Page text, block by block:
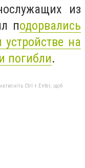
из
подорвались
на
погибли.
Ctrl + Enter, щоб